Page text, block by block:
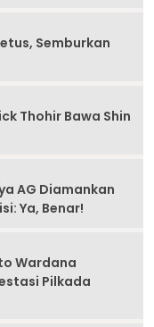
Semburkan
Thohir Bawa Shin
AG Diamankan
Ya, Benar!
Wardana
Pilkada